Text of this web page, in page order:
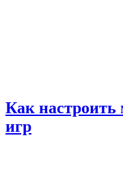
Как
игр